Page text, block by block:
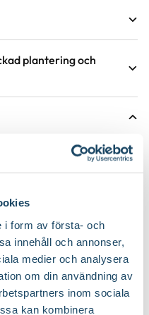
i form av första- och
innehåll och annonser,
medier och analysera
om din användning av
inom sociala
kan kombinera
på trädgårdsväxter
Snabbväxande
Vad betyder märkningen?
övervintringsförmåga?
plantering och
underlätta etablering.
första året, följande år efter
2 för 99:-